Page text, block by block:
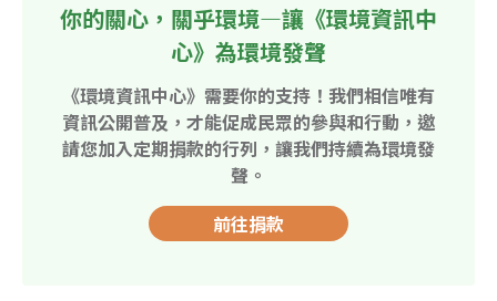
你的關心，關乎環境—讓《環境資訊中
心》為環境發聲
《環境資訊中心》需要你的支持！我們相信唯有
資訊公開普及，才能促成民眾的參與和行動，邀
請您加入定期捐款的行列，讓我們持續為環境發
聲。
前往捐款